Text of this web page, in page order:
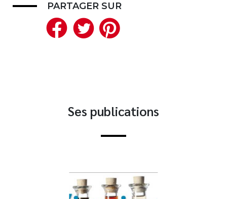
Nouveautés
Numérique
PARTAGER SUR
Facebook
Twitter
Ses publications